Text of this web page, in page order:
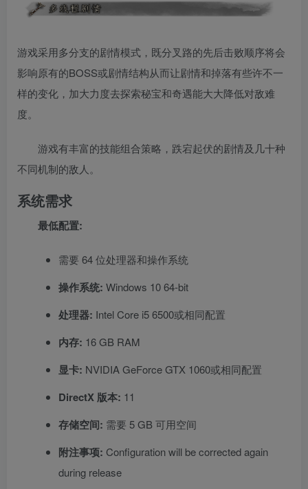
游戏采用多分支的剧情模式，既分叉路的先后击败顺序将会
影响原有的BOSS或剧情结构从而让剧情和掉落有些许不一
样的变化，加大力度去探索秘宝和奇遇能大大降低对敌难
度。
游戏有丰富的技能组合策略，跌宕起伏的剧情及几十种
不同机制的敌人。
系统需求
最低配置:
需要 64 位处理器和操作系统
操作系统: Windows 10 64-bit
处理器: Intel Core i5 6500或相同配置
内存: 16 GB RAM
显卡: NVIDIA GeForce GTX 1060或相同配置
DirectX 版本: 11
存储空间: 需要 5 GB 可用空间
附注事项: Configuration will be corrected again
during release